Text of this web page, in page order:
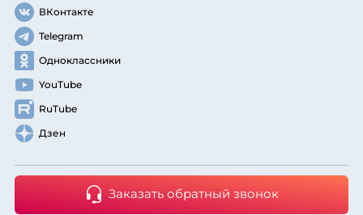
ВКонтакте
Telegram
Одноклассники
YouTube
RuTube
Дзен
Заказать обратный звонок